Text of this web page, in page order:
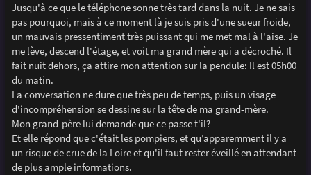
Jusqu'à ce que le téléphone sonne très tard dans la nuit. Je ne sais
pas pourquoi, mais à ce moment là je suis pris d'une sueur froide,
un mauvais pressentiment très puissant qui me met mal à l'aise. Je
me lève, descend l'étage, et voit ma grand mère qui a décroché. Il
fait nuit dehors, ça attire mon attention sur la pendule: Il est 05h00
du matin.
La conversation ne dure que très peu de temps, puis un visage
d'incompréhension se dessine sur la tête de ma grand-mère.
Mon grand-père lui demande que ce passe t'il?
Et elle répond que c'était les pompiers, et qu’apparemment il y a
un risque de crue de la Loire et qu'il faut rester éveillé en attendant
de plus ample informations.